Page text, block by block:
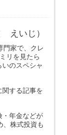
えいじ）
門家で、クレ
リを見たら
いのスペシャ
関する記事を
・年金などが
、株式投資も